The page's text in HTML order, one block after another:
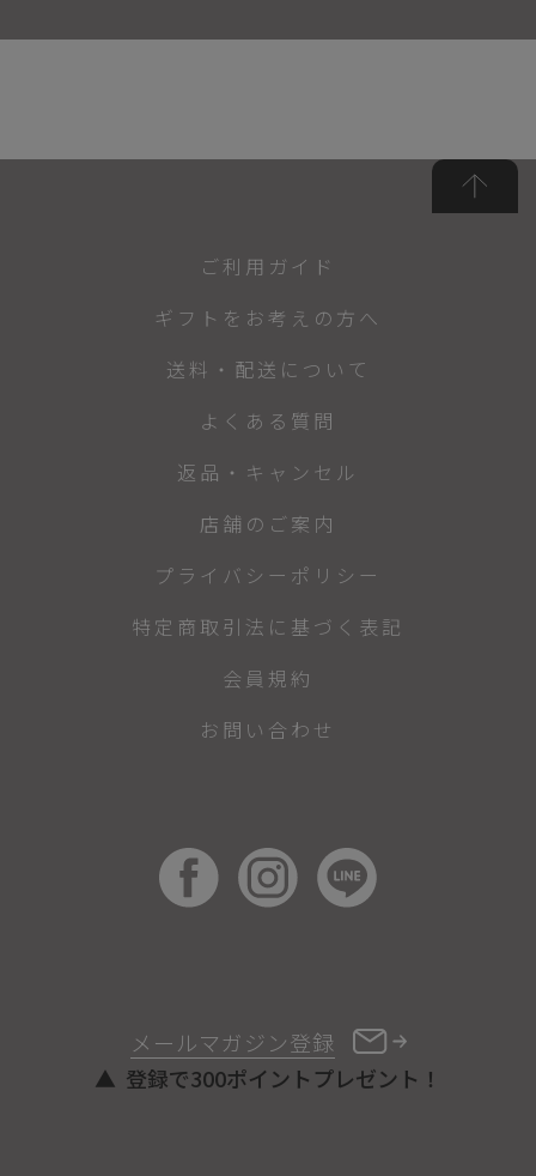
メールマガジン登録
登録で300ポイントプレゼント！
ご利用ガイド
ギフトをお考えの方へ
送料・配送について
よくある質問
返品・キャンセル
店舗のご案内
プライバシーポリシー
特定商取引法に基づく表記
会員規約
お問い合わせ